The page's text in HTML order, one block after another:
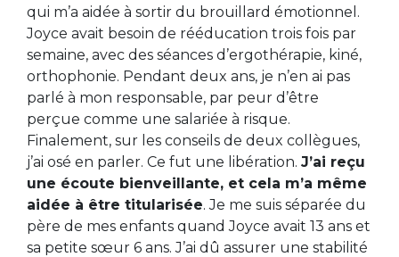
qui m’a aidée à sortir du brouillard émotionnel.
Joyce avait besoin de rééducation trois fois par
semaine, avec des séances d’ergothérapie, kiné,
orthophonie. Pendant deux ans, je n’en ai pas
parlé à mon responsable, par peur d’être
perçue comme une salariée à risque.
Finalement, sur les conseils de deux collègues,
j’ai osé en parler. Ce fut une libération. J’ai reçu
une écoute bienveillante, et cela m’a même
aidée à être titularisée. Je me suis séparée du
père de mes enfants quand Joyce avait 13 ans et
sa petite sœur 6 ans. J’ai dû assurer une stabilité